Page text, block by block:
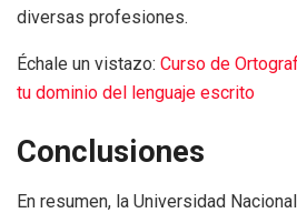
diversas profesiones.
Échale un vistazo: Curso de
tu dominio del lenguaje escrito
Conclusiones
En resumen, la Universidad